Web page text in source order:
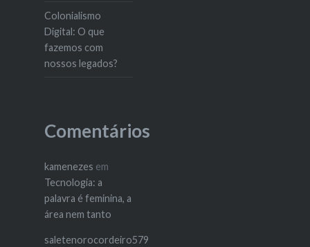
Colonialismo
Digital: O que
fazemos com
nossos legados?
Comentários
kamenezes em
Tecnologia: a
palavra é feminina, a
área nem tanto
saletenorocordeiro579